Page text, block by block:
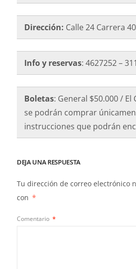
Dirección: Calle 24 Carrera 40
Info y reservas: 4627252 –
Boletas: General $50.000 /
se podrán comprar
instrucciones que podrán
DEJA UNA RESPUESTA
Tu dirección de correo electrónico
con *
Comentario *